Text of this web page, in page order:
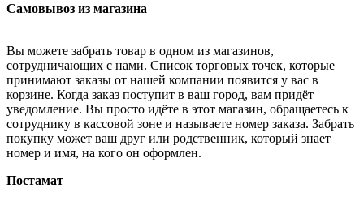
Самовывоз из магазина
Вы можете забрать товар в одном из магазинов,
сотрудничающих с нами. Список торговых точек, которые
принимают заказы от нашей компании появится у вас в
корзине. Когда заказ поступит в ваш город, вам придёт
уведомление. Вы просто идёте в этот магазин, обращаетесь к
сотруднику в кассовой зоне и называете номер заказа. Забрать
покупку может ваш друг или родственник, который знает
номер и имя, на кого он оформлен.
Постамат